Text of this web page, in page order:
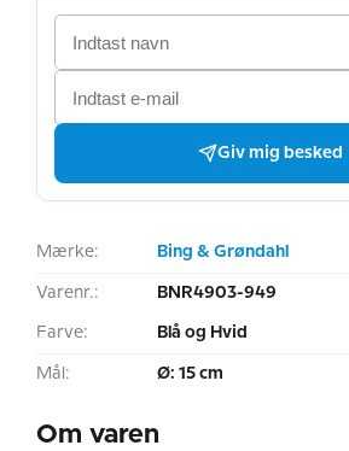
Giv mig besked
Mærke: Bing & Grøndahl
Varenr.: BNR4903-949
Farve: Blå og Hvid
Mål: Ø: 15 cm
Om varen